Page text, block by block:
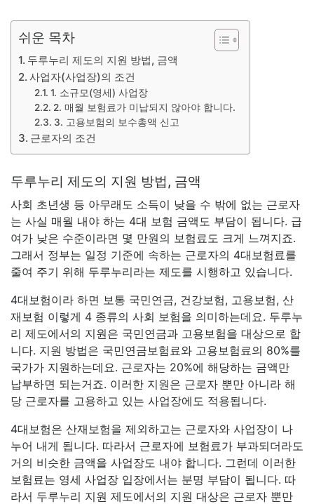
쉬운 목차
두루누리 제도의 지원 방법, 금액
사업자(사업장)의 조건
1. 소규모(영세) 사업장
2. 매월 보험료가 미납되지 않아야 합니다.
3. 고용보험의 보수총액 신고
근로자의 조건
두루누리 제도의 지원 방법, 금액
사회 초년생 등 아무래도 소득이 낮을 수 밖에 없는 근로자
는 사실 매월 내야 하는 4대 보험 금액도 부담이 됩니다. 급
여가 낮은 수준이라면 몇 만원의 보험료도 크게 느껴지죠.
그래서 정부는 일정 기준에 속하는 근로자의 4대보험료를
줄여 주기 위해 두루누리라는 제도를 시행하고 있습니다.
4대보험이라 하면 보통 국민연금, 건강보험, 고용보험, 산
재보험 이렇게 4 종류의 사회 보험을 의미하는데요. 두루누
리 제도에서의 지원은 국민연금과 고용보험을 대상으로 합
니다. 지원 방법은 국민연금보험료와 고용보험료의 80%를
국가가 지원하는데요. 근로자는 20%에 해당하는 금액만
납부하면 되는거죠. 이러한 지원은 근로자 뿐만 아니라 해
당 근로자를 고용하고 있는 사업장에도 적용됩니다.
4대보험은 산재보험을 제외하고는 근로자와 사업장이 나
누어 내게 됩니다. 따라서 근로자에 보험료가 부과되더라도
거의 비슷한 금액을 사업장도 내야 합니다. 그런데 이러한
보험료는 영세 사업장 입장에서는 분명 부담이 됩니다. 따
라서 두루누리 지원 제도에서의 지원 대상은 근로자 뿐만